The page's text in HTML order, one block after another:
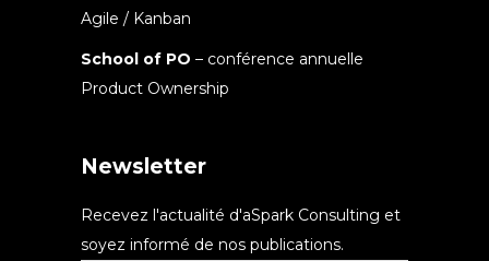
Agile / Kanban
School of PO – conférence annuelle
Product Ownership
Newsletter
Recevez l'actualité d'aSpark Consulting et
soyez informé de nos publications.